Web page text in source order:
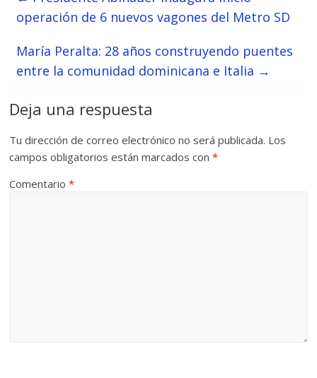
operación de 6 nuevos vagones del Metro SD
María Peralta: 28 años construyendo puentes
entre la comunidad dominicana e Italia →
Deja una respuesta
Tu dirección de correo electrónico no será publicada. Los
campos obligatorios están marcados con*
Comentario*